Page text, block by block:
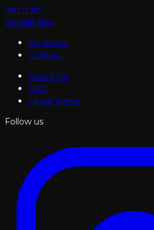
Get it on
Google Play
Art News
Contact
About Us
FAQ
Legal Terms
Follow us